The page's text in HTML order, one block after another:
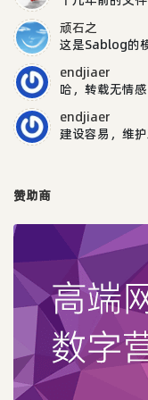
顽石之
这是Sablog的
endjiaer
哈，转载无情
endjiaer
建设容易，维
赞助商